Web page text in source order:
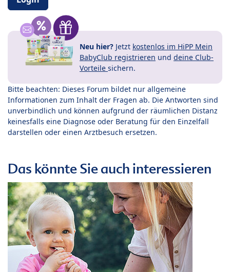
Neu hier? Jetzt kostenlos im HiPP Mein
BabyClub registrieren und deine Club-
Vorteile sichern.
Bitte beachten: Dieses Forum bildet nur allgemeine
Informationen zum Inhalt der Fragen ab. Die Antworten sind
unverbindlich und können aufgrund der räumlichen Distanz
keinesfalls eine Diagnose oder Beratung für den Einzelfall
darstellen oder einen Arztbesuch ersetzen.
Das könnte Sie auch interessieren